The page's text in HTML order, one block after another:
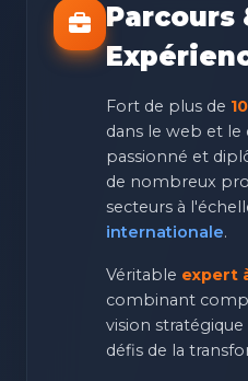
Parcours
Fort de plus de
dans le web et le
passionné et
de nombreux
secteurs à
internationale.
Véritable expert
combinant
vision
défis de la